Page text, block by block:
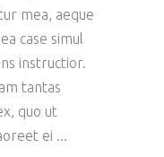
mea, aeque
case simul
instructior.
tantas
quo ut
ei